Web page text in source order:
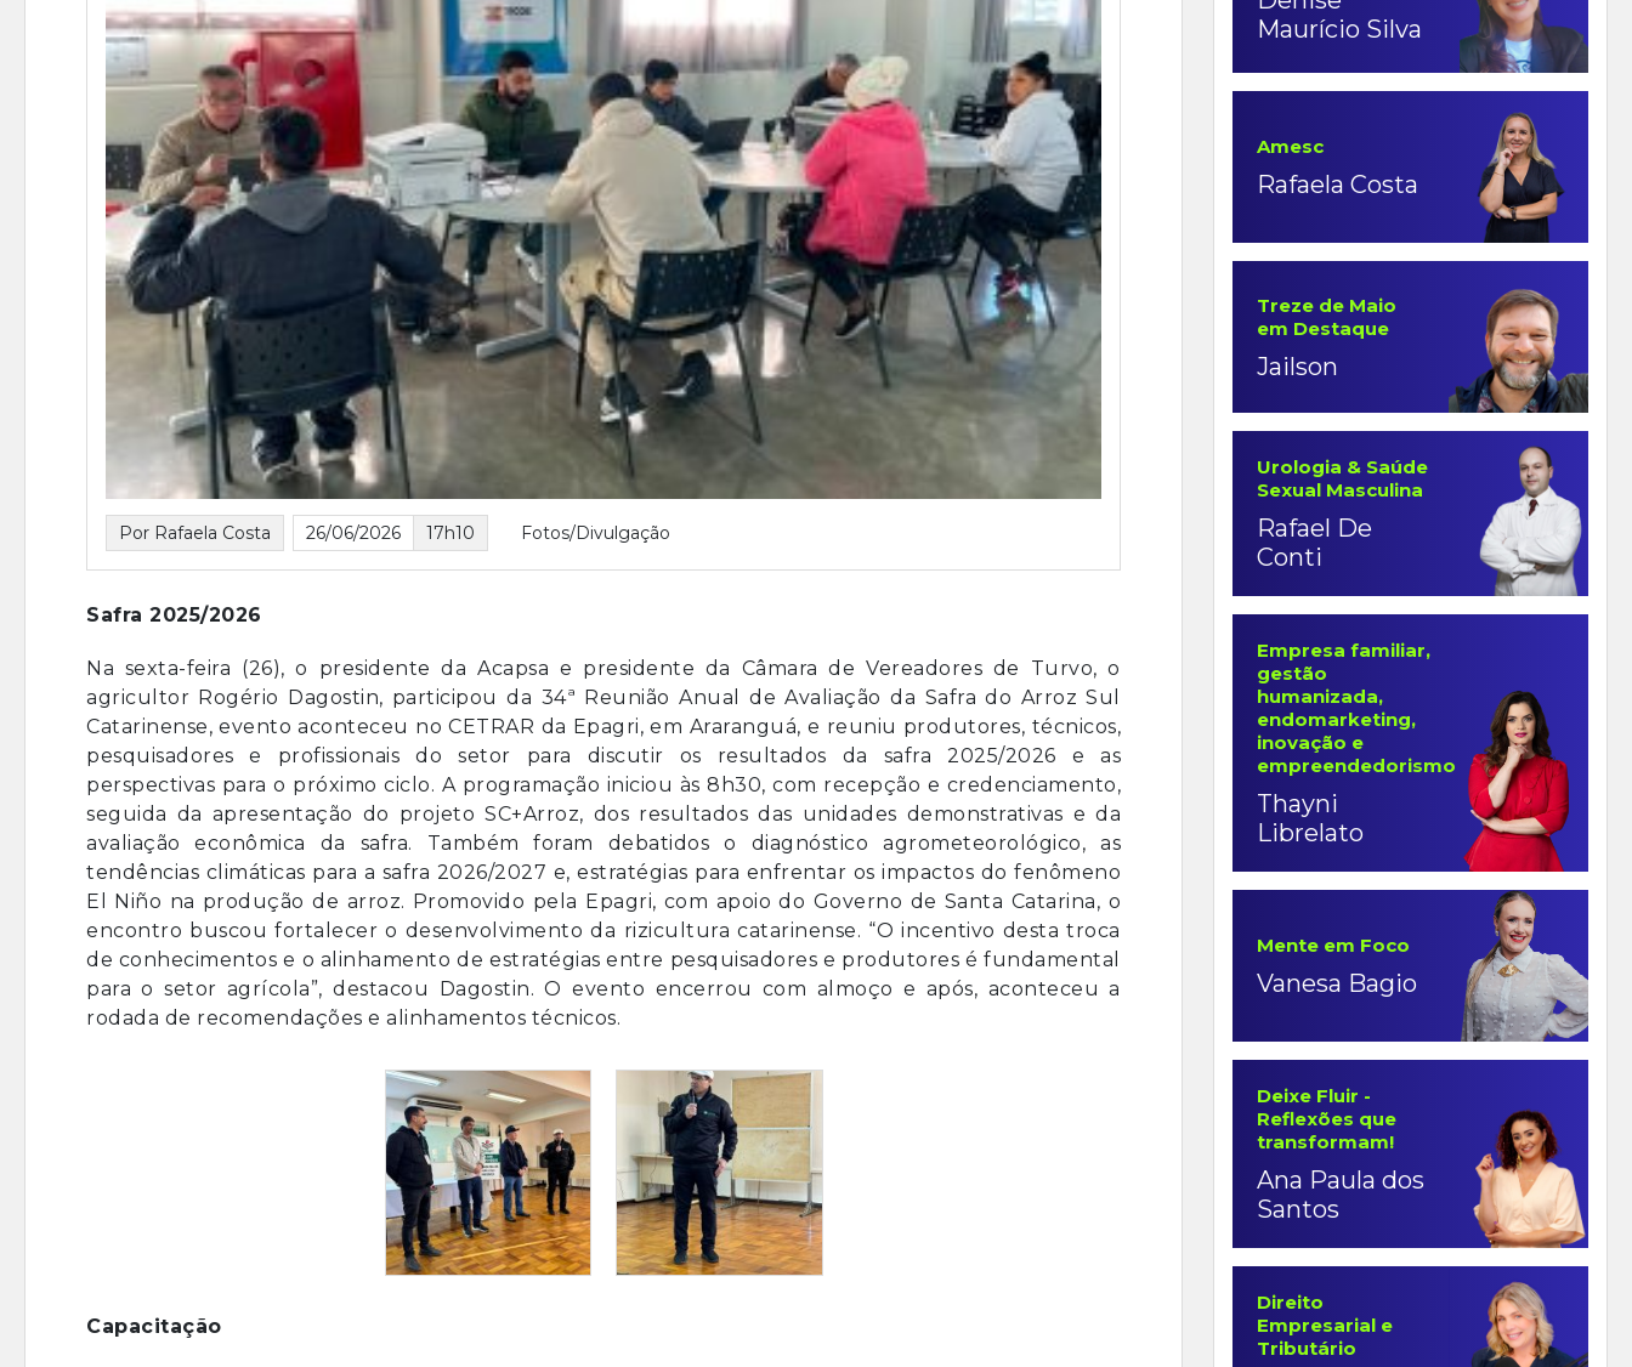
Por Rafaela Costa 26/06/2026 17h10 Fotos/Divulgação
Safra 2025/2026
Na sexta-feira (26), o presidente da Acapsa e presidente da Câmara de Vereadores de Turvo, o
agricultor Rogério Dagostin, participou da 34ª Reunião Anual de Avaliação da Safra do Arroz Sul
Catarinense, evento aconteceu no CETRAR da Epagri, em Araranguá, e reuniu produtores, técnicos,
pesquisadores e profissionais do setor para discutir os resultados da safra 2025/2026 e as
perspectivas para o próximo ciclo. A programação iniciou às 8h30, com recepção e credenciamento,
seguida da apresentação do projeto SC+Arroz, dos resultados das unidades demonstrativas e da
avaliação econômica da safra. Também foram debatidos o diagnóstico agrometeorológico, as
tendências climáticas para a safra 2026/2027 e, estratégias para enfrentar os impactos do fenômeno
El Niño na produção de arroz. Promovido pela Epagri, com apoio do Governo de Santa Catarina, o
encontro buscou fortalecer o desenvolvimento da rizicultura catarinense. “O incentivo desta troca
de conhecimentos e o alinhamento de estratégias entre pesquisadores e produtores é fundamental
para o setor agrícola”, destacou Dagostin. O evento encerrou com almoço e após, aconteceu a
rodada de recomendações e alinhamentos técnicos.
Capacitação
Maurício Silva
Amesc
Rafaela Costa
Treze de Maio
em Destaque
Jailson
Urologia & Saúde
Sexual Masculina
Rafael De
Conti
Empresa familiar,
gestão
humanizada,
endomarketing,
inovação e
empreendedorismo
Thayni
Librelato
Mente em Foco
Vanesa Bagio
Deixe Fluir -
Reflexões que
transformam!
Ana Paula dos
Santos
Direito
Empresarial e
Tributário